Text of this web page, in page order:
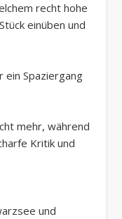
recht hohe
einüben und
ein Spaziergang
mehr, während
Kritik und
und